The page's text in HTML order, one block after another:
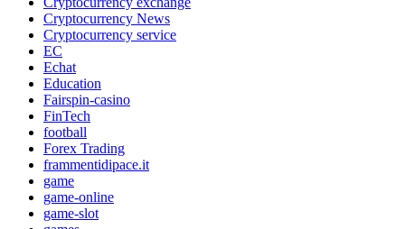
Cryptocurrency News
Cryptocurrency service
EC
Echat
Education
Fairspin-casino
FinTech
football
Forex Trading
frammentidipace.it
game
game-online
game-slot